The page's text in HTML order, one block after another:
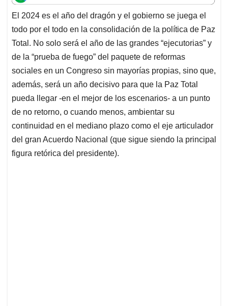
t
s
A
p
p
e
b
o
o
k
k
e
d
I
n
i
l
e
a
d
s
El 2024 es el año del dragón y el gobierno se juega el
todo por el todo en la consolidación de la política de Paz
Total. No solo será el año de las grandes “ejecutorias” y
de la “prueba de fuego” del paquete de reformas
sociales en un Congreso sin mayorías propias, sino que,
además, será un año decisivo para que la Paz Total
pueda llegar -en el mejor de los escenarios- a un punto
de no retorno, o cuando menos, ambientar su
continuidad en el mediano plazo como el eje articulador
del gran Acuerdo Nacional (que sigue siendo la principal
figura retórica del presidente).